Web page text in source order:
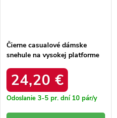
Čierne casualové dámske
snehule na vysokej platforme
24,20 €
Odoslanie 3-5 pr. dní 10 pár/y